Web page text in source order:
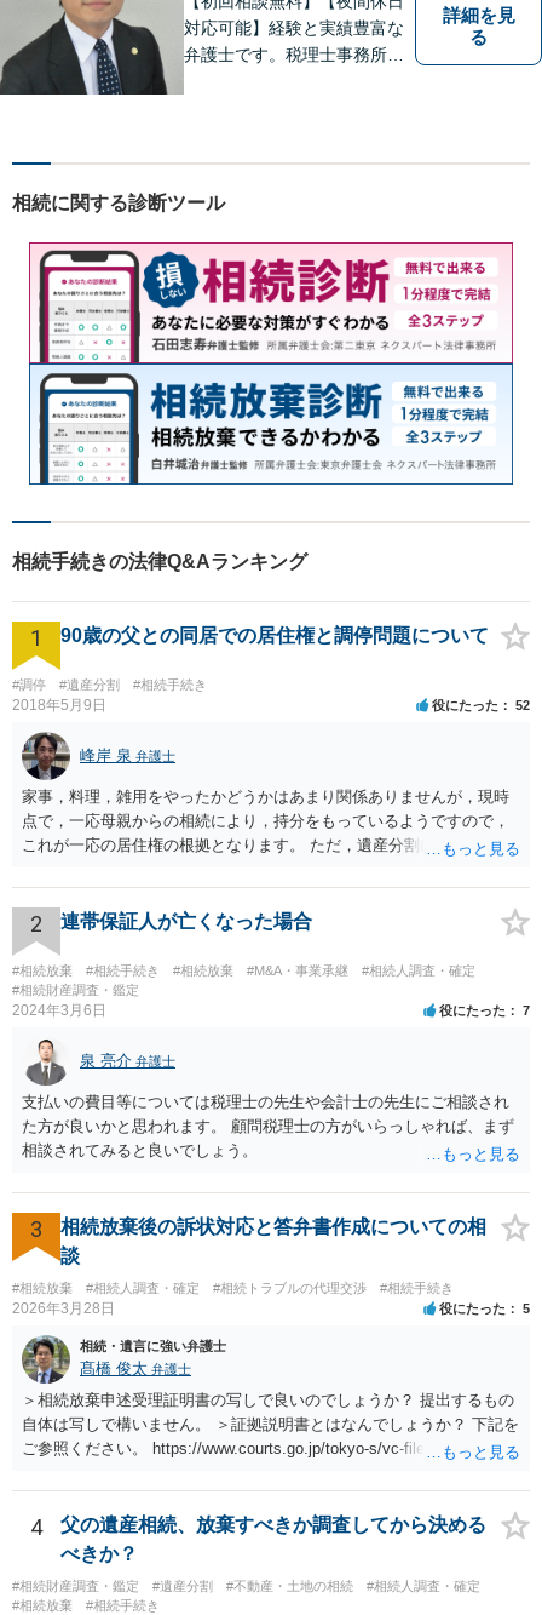
対応可能】経験と実績豊富な
弁護士です。税理士事務所と
ての一番の喜びです。依頼者
に対応することを心がけてい
ます。
詳細を見
る
相続に関する診断ツール
相続手続きの法律Q&Aランキング
1 90歳の父との同居での居住権と調停問題について
#調停 #遺産分割 #相続手続き
2018年5月9日 役にたった 52
峰岸 泉 弁護士
家事，料理，雑用をやったかどうかはあまり関係ありませんが，現時
点で，一応母親からの相続により，持分をもっているようですので，
これが一応の居住権の根拠となります。 ただ，遺産分割により，母の
2 連帯保証人が亡くなった場合
#相続放棄 #相続手続き #相続放棄 #M&A・事業承継
#相続人調査・確定
#相続財産調査・鑑定
2024年3月6日 役にたった 7
泉 亮介 弁護士
支払いの費目等については税理士の先生や会計士の先生にご相談され
た方が良いかと思われます。 顧問税理士の方がいらっしゃれば、まず
相談されてみると良いでしょう。
3
相続放棄後の訴状対応と答弁書作成についての相
談
#相続放棄 #相続人調査・確定 #相続トラブルの代理交渉 #相続手続き
2026年3月28日 役にたった 5
相続・遺言に強い弁護士
髙橋 俊太 弁護士
＞相続放棄申述受理証明書の写しで良いのでしょうか？ 提出するもの
自体は写しで構いません。 ＞証拠説明書とはなんでしょうか？ 下記を
ご参照ください。 https://www.courts.go.jp/tokyo-s/vc-files/tokyo-s/file/
4
父の遺産相続、放棄すべきか調査してから決める
べきか？
#相続財産調査・鑑定 #遺産分割 #不動産・土地の相続
#相続人調査・確定
#相続放棄
#相続手続き